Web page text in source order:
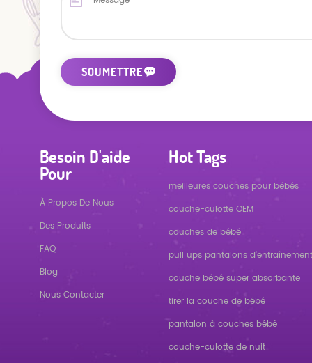
Besoin D'aide
Pour
À Propos De Nous
Des Produits
FAQ
Blog
Nous Contacter
Hot Tags
meilleures couches pour bébés
couche-culotte OEM
couches de bébé
pull ups pantalons d'entraînement
couche bébé super absorbante
tirer la couche de bébé
pantalon à couches bébé
couche-culotte de nuit